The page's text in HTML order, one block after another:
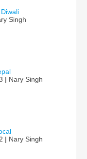
Singh
| Nary Singh
| Nary Singh